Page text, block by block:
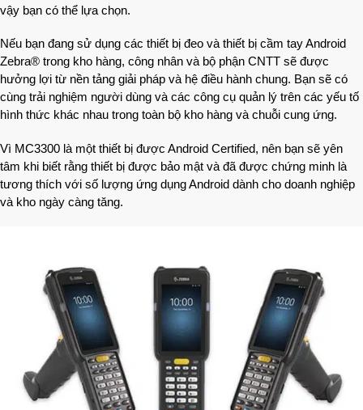
vậy bạn có thể lựa chọn.
Nếu bạn đang sử dụng các thiết bị đeo và thiết bị cầm tay Android
Zebra® trong kho hàng, công nhân và bộ phận CNTT sẽ được
hưởng lợi từ nền tảng giải pháp và hệ điều hành chung. Bạn sẽ có
cùng trải nghiệm người dùng và các công cụ quản lý trên các yếu tố
hình thức khác nhau trong toàn bộ kho hàng và chuỗi cung ứng.
Vì MC3300 là một thiết bị được Android Certified, nên bạn sẽ yên
tâm khi biết rằng thiết bị được bảo mật và đã được chứng minh là
tương thích với số lượng ứng dụng Android dành cho doanh nghiệp
và kho ngày càng tăng.